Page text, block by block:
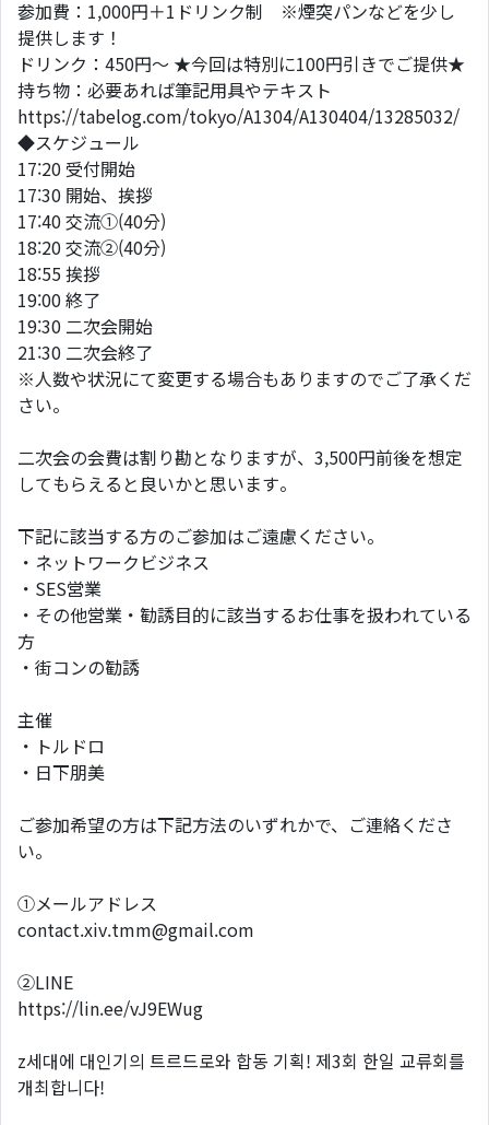
参加費：1,000円＋1ドリンク制 ※煙突パンなどを少し
提供します！
ドリンク：450円～ ★今回は特別に100円引きでご提供★
持ち物：必要あれば筆記用具やテキスト
https://tabelog.com/tokyo/A1304/A130404/13285032/
◆スケジュール
17:20 受付開始
17:30 開始、挨拶
17:40 交流①(40分)
18:20 交流②(40分)
18:55 挨拶
19:00 終了
19:30 二次会開始
21:30 二次会終了
※人数や状況にて変更する場合もありますのでご了承くだ
さい。
二次会の会費は割り勘となりますが、3,500円前後を想定
してもらえると良いかと思います。
下記に該当する方のご参加はご遠慮ください。
・ネットワークビジネス
・SES営業
・その他営業・勧誘目的に該当するお仕事を扱われている
方
・街コンの勧誘
主催
・トルドロ
・日下朋美
ご参加希望の方は下記方法のいずれかで、ご連絡くださ
い。
①メールアドレス
contact.xiv.tmm@gmail.com
②LINE
https://lin.ee/vJ9EWug
z세대에 대인기의 트르드로와 합동 기획! 제3회 한일 교류회를
개최합니다!